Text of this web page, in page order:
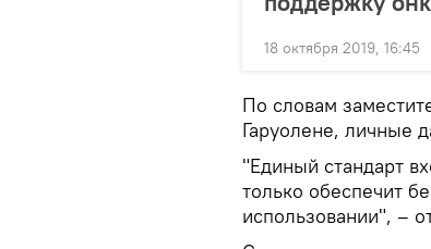
18 октября 2019, 16:45
По словам
Гаруолене, личные
"Единый стандарт
только обеспечит
использовании", –